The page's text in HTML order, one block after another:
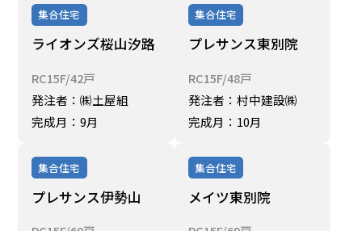
集合住宅
ライオンズ桜山汐路
RC15F/42戸
発注者：㈱土屋組
完成月：9月
集合住宅
プレサンス東別院
RC15F/48戸
発注者：村中建設㈱
完成月：10月
集合住宅
プレサンス伊勢山
集合住宅
メイツ東別院